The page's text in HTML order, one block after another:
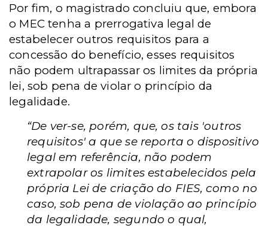
Por fim, o magistrado concluiu que, embora
o MEC tenha a prerrogativa legal de
estabelecer outros requisitos para a
concessão do benefício, esses requisitos
não podem ultrapassar os limites da própria
lei, sob pena de violar o princípio da
legalidade.
“De ver-se, porém, que, os tais 'outros
requisitos' a que se reporta o dispositivo
legal em referência, não podem
extrapolar os limites estabelecidos pela
própria Lei de criação do FIES, como no
caso, sob pena de violação ao princípio
da legalidade, segundo o qual,